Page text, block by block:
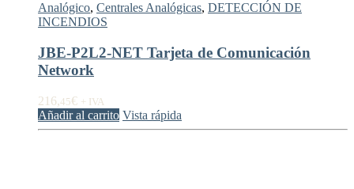
Analógico, Centrales Analógicas, DETECCIÓN DE
INCENDIOS
JBE-P2L2-NET Tarjeta de Comunicación
Network
216,45€ + IVA
Añadir al carrito Vista rápida